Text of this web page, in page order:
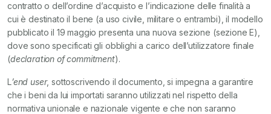
contratto o dell’ordine d’acquisto e l’indicazione delle finalità a
cui è destinato il bene (a uso civile, militare o entrambi), il modello
pubblicato il 19 maggio presenta una nuova sezione (sezione E),
dove sono specificati gli obblighi a carico dell’utilizzatore finale
(declaration of commitment).
L’end user, sottoscrivendo il documento, si impegna a garantire
che i beni da lui importati saranno utilizzati nel rispetto della
normativa unionale e nazionale vigente e che non saranno